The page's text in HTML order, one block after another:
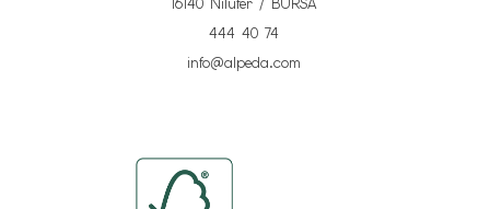
16140 Nilüfer / BURSA
444 40 74
info@alpeda.com